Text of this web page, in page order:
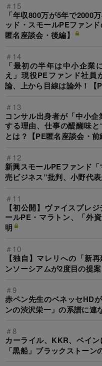
＃15
「年収800万が5年で2000
ッド・スモールPEファン
匿名座談会・後編】
＃14
「最初の半年は中小企
え」現役PEファンド社員
論、上から目線は論外！【
＃13
コンサル出身者が「中小
する理由、仕事の醍醐味
とは？【PE匿名座談会・前
＃12
新興スモールPEファンド
売ビジネス”批判、小野代
＃11
【初公開】ヴァイスプレ
ールPE・マラトン、「外
明
＃10
【独自】マレリへの「新
ンソーシアムが2度目の提
＃9
赤ペン先生のベネッセHD
ンの渋沢栄一」の系譜に連
＃8
カーライル、KKR、ベイ
「黒船」ブラックストー